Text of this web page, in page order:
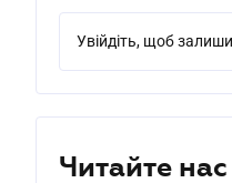
Увійдіть, щоб
Читайте